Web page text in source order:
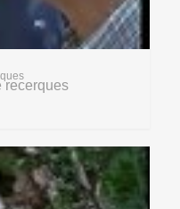
recerques